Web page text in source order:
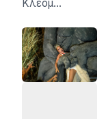
Κλεομ…